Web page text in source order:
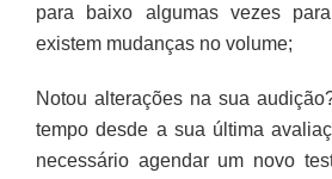
para baixo algumas vezes
existem mudanças no volume;
Notou alterações na sua
tempo desde a sua última
necessário agendar um novo